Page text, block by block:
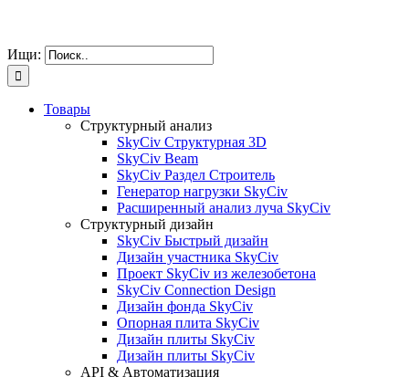
Ищи:
Товары
Структурный анализ
SkyCiv Структурная 3D
SkyCiv Beam
SkyCiv Раздел Строитель
Генератор нагрузки SkyCiv
Расширенный анализ луча SkyCiv
Структурный дизайн
SkyCiv Быстрый дизайн
Дизайн участника SkyCiv
Проект SkyCiv из железобетона
SkyCiv Connection Design
Дизайн фонда SkyCiv
Опорная плита SkyCiv
Дизайн плиты SkyCiv
Дизайн плиты SkyCiv
API & Автоматизация